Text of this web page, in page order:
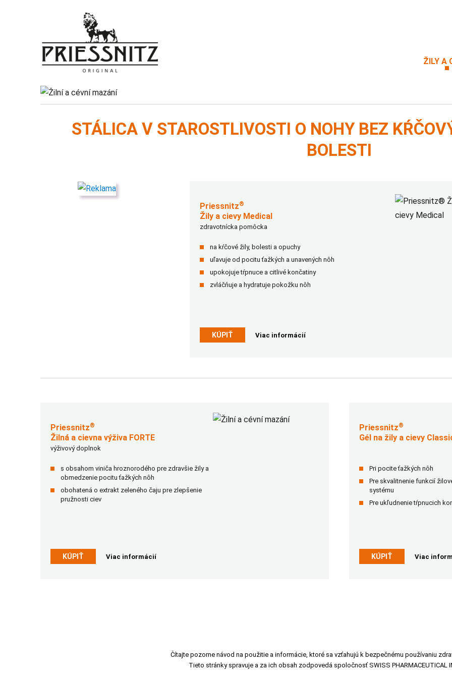
PRIESSNITZ
ŽILY A
STÁLICA V STAROSTLIVOSTI O NOHY BEZ
BOLESTI
Priessnitz®
Žily a cievy Medical
zdravotnícka pomôcka
na kŕčové žily, bolesti a opuchy
uľavuje od pocitu ťažkých a unavených nôh
upokojuje tŕpnuce a citlivé končatiny
zvláčňuje a hydratuje pokožku nôh
KÚPIŤ Viac informácií
Priessnitz®
Žilná a cievna výživa FORTE
výživový doplnok
s obsahom viniča hroznorodého pre zdravšie žily a
obmedzenie pocitu ťažkých nôh
obohatená o extrakt zeleného čaju pre zlepšenie
pružnosti ciev
KÚPIŤ Viac informácií
Priessnitz®
Gél na žily a cievy
Pri pocite ťažkých nôh
Pre skvalitnenie funkcií
systému
Pre ukľudnenie tŕpnucich
KÚPIŤ Viac
Čítajte pozorne návod na použitie a informácie, ktoré sa vzťahujú k bezpečnému používaniu
Tieto stránky spravuje a za ich obsah zodpovedá spoločnosť SWISS PHARMACEUTICAL